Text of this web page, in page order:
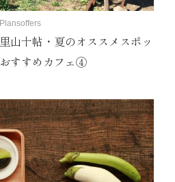
山十帖・夏のオススメスポッ
すすめカフェ④